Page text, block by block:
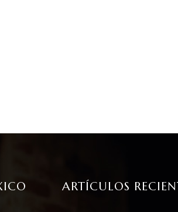
ARTÍCULOS